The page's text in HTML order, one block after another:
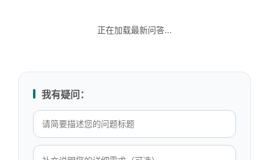
正在加载最新问答...
我有疑问：